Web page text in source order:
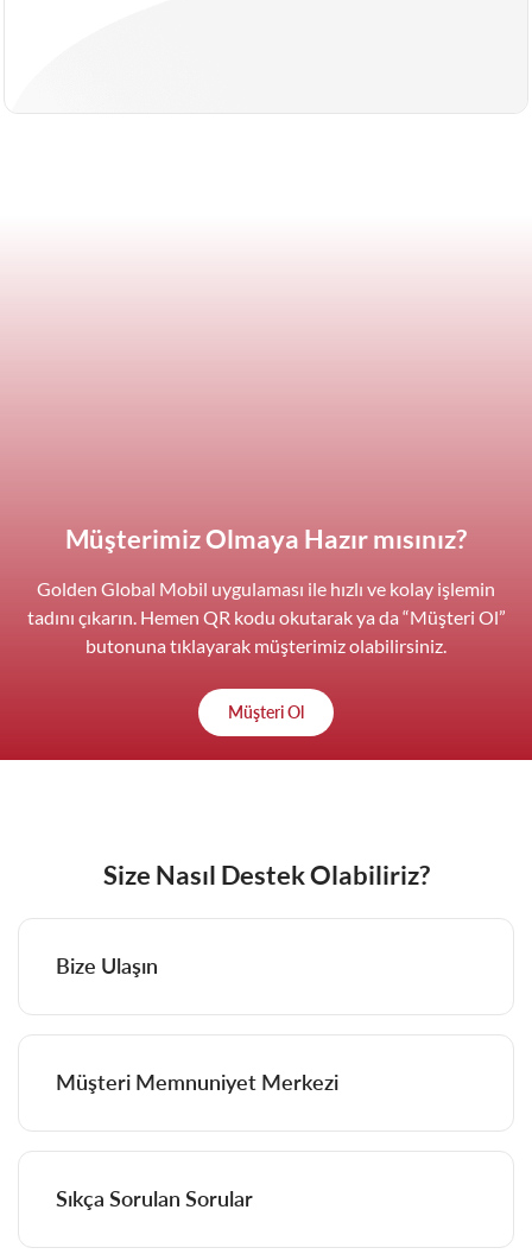
Müşterimiz Olmaya Hazır mısınız?
Golden Global Mobil uygulaması ile hızlı ve kolay işlemin
tadını çıkarın. Hemen QR kodu okutarak ya da “Müşteri Ol”
butonuna tıklayarak müşterimiz olabilirsiniz.
Müşteri Ol
Size Nasıl Destek Olabiliriz?
Bize Ulaşın
Müşteri Memnuniyet Merkezi
Sıkça Sorulan Sorular